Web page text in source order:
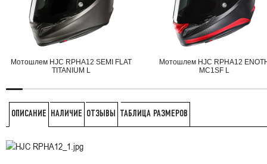
Мотошлем HJC RPHA12 SEMI FLAT
TITANIUM L
Мотошлем HJC RPHA12
MC1SF L
ОПИСАНИЕ НАЛИЧИЕ ОТЗЫВЫ ТАБЛИЦА РАЗМЕРОВ